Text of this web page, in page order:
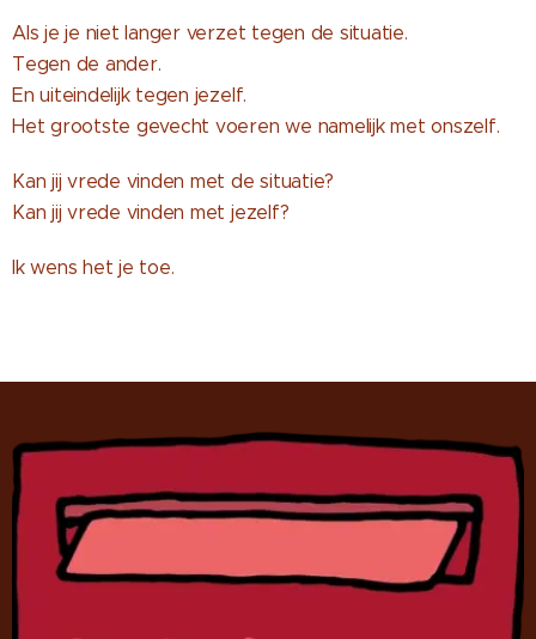
Als je je niet langer verzet tegen de situatie.
Tegen de ander.
En uiteindelijk tegen jezelf.
Het grootste gevecht voeren we namelijk met onszelf.
Kan jij vrede vinden met de situatie?
Kan jij vrede vinden met jezelf?
Ik wens het je toe.